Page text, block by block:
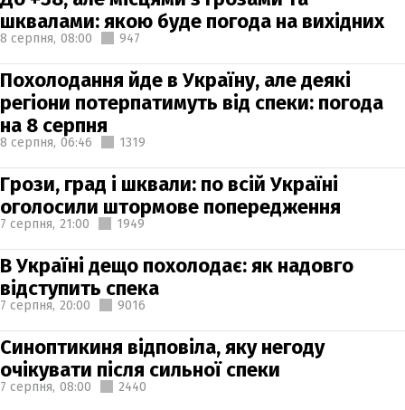
шквалами: якою буде погода на вихідних
8 серпня, 08:00 947
Похолодання йде в Україну, але деякі
регіони потерпатимуть від спеки: погода
на 8 серпня
8 серпня, 06:46 1319
Грози, град і шквали: по всій Україні
оголосили штормове попередження
7 серпня, 21:00 1949
В Україні дещо похолодає: як надовго
відступить спека
7 серпня, 20:00 9016
Синоптикиня відповіла, яку негоду
очікувати після сильної спеки
7 серпня, 08:00 2440